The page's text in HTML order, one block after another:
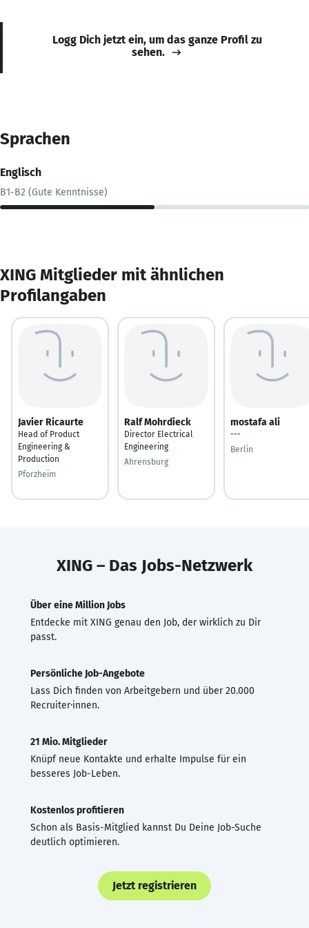
Logg Dich jetzt ein, um das ganze Profil zu
sehen.
Sprachen
Englisch
B1-B2 (Gute Kenntnisse)
XING Mitglieder mit ähnlichen
Profilangaben
Javier Ricaurte
Head of Product
Engineering &
Production
Pforzheim
Ralf Mohrdieck
Director Electrical
Engineering
Ahrensburg
mostafa ali
---
Berlin
XING – Das Jobs-Netzwerk
Über eine Million Jobs
Entdecke mit XING genau den Job, der wirklich zu Dir
passt.
Persönliche Job-Angebote
Lass Dich finden von Arbeitgebern und über 20.000
Recruiter·innen.
21 Mio. Mitglieder
Knüpf neue Kontakte und erhalte Impulse für ein
besseres Job-Leben.
Kostenlos profitieren
Schon als Basis-Mitglied kannst Du Deine Job-Suche
deutlich optimieren.
Jetzt registrieren